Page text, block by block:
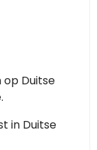
op Duitse
in Duitse